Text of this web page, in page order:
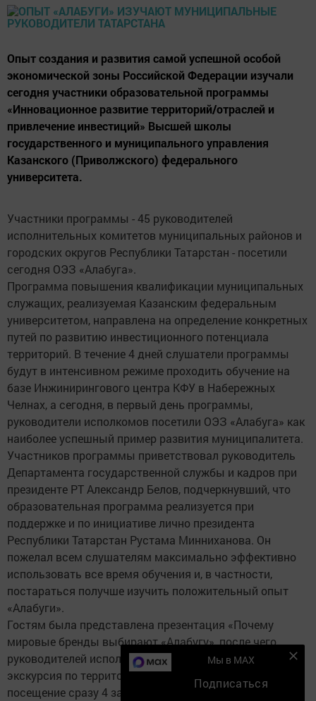
Опыт создания и развития самой успешной особой
экономической зоны Российской Федерации изучали
сегодня участники образовательной программы
«Инновационное развитие территорий/отраслей и
привлечение инвестиций» Высшей школы
государственного и муниципального управления
Казанского (Приволжского) федерального
университета.
Участники программы - 45 руководителей
исполнительных комитетов муниципальных районов и
городских округов Республики Татарстан - посетили
сегодня ОЭЗ «Алабуга».
Программа повышения квалификации муниципальных
служащих, реализуемая Казанским федеральным
университетом, направлена на определение конкретных
путей по развитию инвестиционного потенциала
территорий. В течение 4 дней слушатели программы
будут в интенсивном режиме проходить обучение на
базе Инжинирингового центра КФУ в Набережных
Челнах, а сегодня, в первый день программы,
руководители исполкомов посетили ОЭЗ «Алабуга» как
наиболее успешный пример развития муниципалитета.
Участников программы приветствовал руководитель
Департамента государственной службы и кадров при
президенте РТ Александр Белов, подчеркнувший, что
образовательная программа реализуется при
поддержке и по инициативе лично президента
Республики Татарстан Рустама Минниханова. Он
пожелал всем слушателям максимально эффективно
использовать все время обучения и, в частности,
постараться получше изучить положительный опыт
«Алабуги».
Гостям была представлена презентация «Почему
мировые бренды выбирают «Алабугу», после чего
руководителей исполкомов ждала насыщенная
экскурсия по территории ОЭЗ, включавшая в себя
посещение сразу 4 заводов - «Белая дача», Ford Sollers,
Мы в MAX
Подписаться